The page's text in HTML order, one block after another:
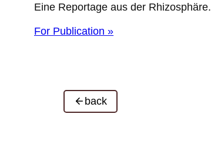
Eine Reportage aus der Rhizosphäre.
For Publication »
back